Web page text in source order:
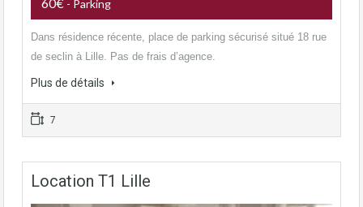
- Parking
Dans résidence récente, place de parking sécurisé situé 18 rue
de seclin à Lille. Pas de frais d’agence.
Plus de détails
7
Location T1 Lille